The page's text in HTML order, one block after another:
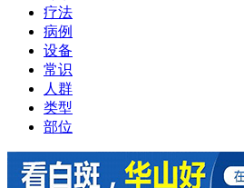
疗法
病例
设备
常识
人群
类型
部位